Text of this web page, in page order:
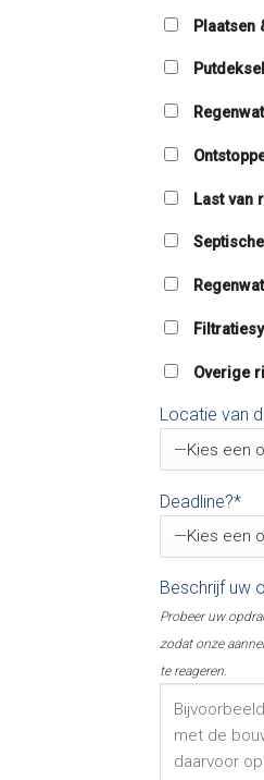
Plaatsen
Last van
Overige
Locatie van
Deadline?*
Beschrijf uw
Probeer uw
zodat onze
te reageren.